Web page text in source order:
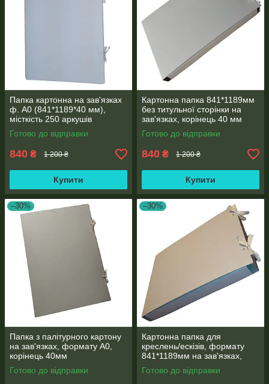
Папка картонна на зав'язках
ф. А0 (841*1189*40 мм),
місткість 250 аркушів
Готово до відправки
840 ₴ 1 200 ₴
Купити
Картонна папка 841*1189мм
без титульної сторінки на
зав'язках, корінець 40 мм
Готово до відправки
840 ₴ 1 200 ₴
Купити
–30%
Папка з палітурного картону
на зав'язках, формату А0,
корінець 40мм
Готово до відправки
–30%
Картонна папка для
креслень/ескізів, формату
841*1189мм на зав'язках,
корінець 40 мм
Готово до відправки